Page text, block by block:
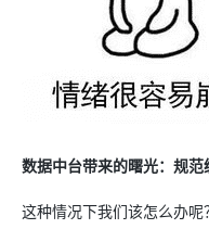
数据中台带来的曙光：规
这种情况下我们该怎么办